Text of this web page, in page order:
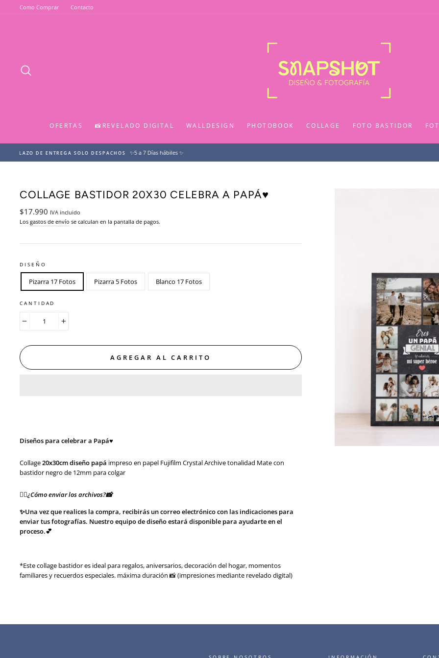
Como Comprar Contacto
OFERTAS 📸REVELADO DIGITAL WALLDESIGN PHOTOBOOK COLLAGE FOTO BASTIDOR
COLLAGE BASTIDOR 20X30 CELEBRA A PAPÁ♥
Precio
habitual
Precio
de
$17.990 IVA incluido
Los gastos de envío se calculan en la pantalla de pagos.
DISEÑO
Pizarra 17 Fotos Pizarra 5 Fotos Blanco 17 Fotos
CANTIDAD
AGREGAR AL CARRITO
Diseños para celebrar a Papá♥
Collage20x30cm diseño papá impreso en papel Fujifilm Crystal Archive tonalidad Matecon
bastidor negro de 12mm para colgar
👉🏻¿Cómo enviar los archivos?📸
✨Una vez que realices la compra, recibirás un correo electrónico con las indicaciones para
enviar tus fotografías. Nuestro equipo de diseño estará disponible para ayudarte en el
proceso.💕
*Este collage bastidor es ideal para regalos, aniversarios, decoración del hogar, momentos
familiares y recuerdos especiales. máxima duración 📸 (impresiones mediante revelado digital)